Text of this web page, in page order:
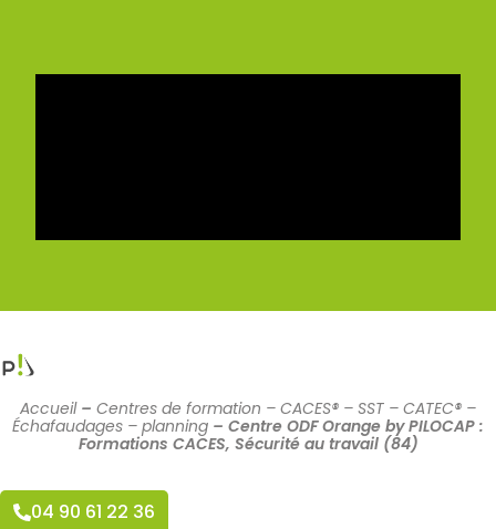
Accueil– Centres de formation – CACES® – SST – CATEC® –
Échafaudages – planning – Centre ODF Orange by PILOCAP :
Formations CACES, Sécurité au travail (84)
04 90 61 22 36